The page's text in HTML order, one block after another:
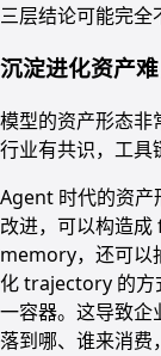
三层结论可能完全
沉淀进化资产
模型的资产形态非
行业有共识，工具
Agent 时代的资
改进，可以构造
memory，还可以
化 trajectory 的方
一容器。这导致企
落到哪、谁来消费